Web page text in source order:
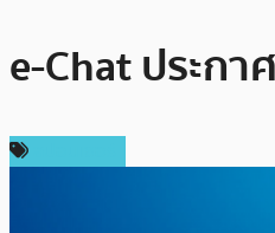
e-Chat ประก